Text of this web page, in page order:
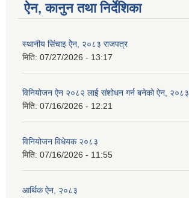
ऐन, कानुन तथा निर्देशिका
स्थानीय सिंचाइ ऐेन, २०८३ राजपत्र
मिति: 07/27/2026 - 13:17
विनियोजन ऐन २०८२ लाई संशोधन गर्न बनेको ऐन, २०८३
मिति: 07/16/2026 - 12:21
विनियोजन विधेयक २०८३
मिति: 07/16/2026 - 11:55
आर्थिक ऐन, २०८३